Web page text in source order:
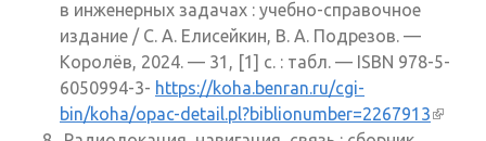
в инженерных задачах : учебно-справочное
издание / С. А. Елисейкин, В. А. Подрезов. —
Королёв, 2024. — 31, [1] с. : табл. — ISBN 978-5-
6050994-3- https://koha.benran.ru/cgi-
bin/koha/opac-detail.pl?biblionumber=2267913